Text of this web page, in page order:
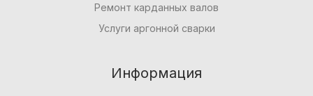
Ремонт карданных валов
Услуги аргонной сварки
Информация